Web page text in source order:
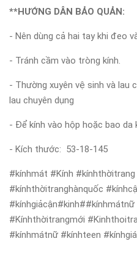
**HƯỚNG DẪN BẢO QUẢN:
- Nên dùng cả hai tay khi đeo
- Tránh cầm vào tròng kính.
- Thường xuyên vệ sinh và lau
lau chuyên dụng
- Để kính vào hộp hoặc bao da
- Kích thước: 53-18-145
#kínhmát #Kính
#kínhthờitranghànquốc
#kínhgiảcận#kinh##kínhmátnữ
#Kínhthờitrangmới
#kínhmátnữ #kínhteen